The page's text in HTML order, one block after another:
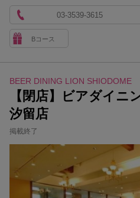
Bコース
03-3539-3615
BEER DINING LION SHIODOME
【閉店】ビアダイニ
汐留店
掲載終了